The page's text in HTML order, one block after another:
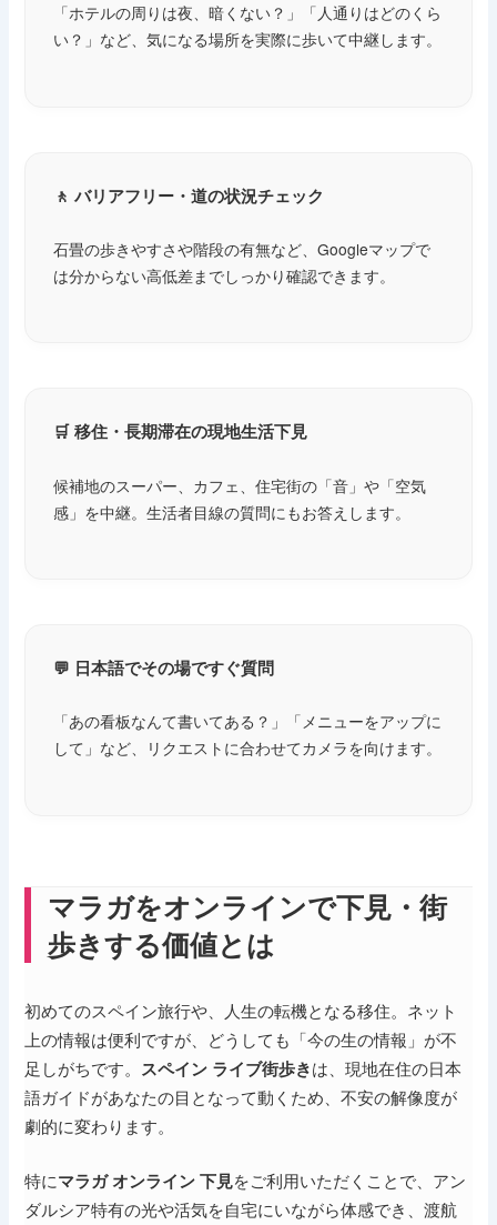
「ホテルの周りは夜、暗くない？」「人通りはどのくら
い？」など、気になる場所を実際に歩いて中継します。
🚶 バリアフリー・道の状況チェック
石畳の歩きやすさや階段の有無など、Googleマップで
は分からない高低差までしっかり確認できます。
🛒 移住・長期滞在の現地生活下見
候補地のスーパー、カフェ、住宅街の「音」や「空気
感」を中継。生活者目線の質問にもお答えします。
💬 日本語でその場ですぐ質問
「あの看板なんて書いてある？」「メニューをアップに
して」など、リクエストに合わせてカメラを向けます。
マラガをオンラインで下見・街
歩きする価値とは
初めてのスペイン旅行や、人生の転機となる移住。ネット
上の情報は便利ですが、どうしても「今の生の情報」が不
足しがちです。
スペイン ライブ街歩きは、現地在住の日本
語ガイドがあなたの目となって動くため、不安の解像度が
劇的に変わります。
特にマラガ オンライン 下見をご利用いただくことで、アン
ダルシア特有の光や活気を自宅にいながら体感でき、渡航